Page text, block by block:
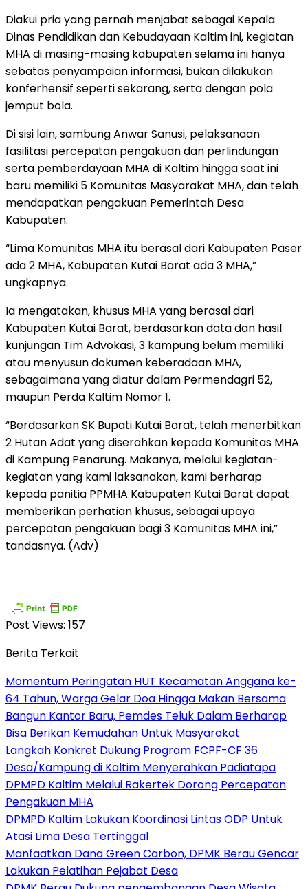
Diakui pria yang pernah menjabat sebagai Kepala
Dinas Pendidikan dan Kebudayaan Kaltim ini, kegiatan
MHA di masing-masing kabupaten selama ini hanya
sebatas penyampaian informasi, bukan dilakukan
konferhensif seperti sekarang, serta dengan pola
jemput bola.
Di sisi lain, sambung Anwar Sanusi, pelaksanaan
fasilitasi percepatan pengakuan dan perlindungan
serta pemberdayaan MHA di Kaltim hingga saat ini
baru memiliki 5 Komunitas Masyarakat MHA, dan telah
mendapatkan pengakuan Pemerintah Desa
Kabupaten.
“Lima Komunitas MHA itu berasal dari Kabupaten Paser
ada 2 MHA, Kabupaten Kutai Barat ada 3 MHA,”
ungkapnya.
Ia mengatakan, khusus MHA yang berasal dari
Kabupaten Kutai Barat, berdasarkan data dan hasil
kunjungan Tim Advokasi, 3 kampung belum memiliki
atau menyusun dokumen keberadaan MHA,
sebagaimana yang diatur dalam Permendagri 52,
maupun Perda Kaltim Nomor 1.
“Berdasarkan SK Bupati Kutai Barat, telah menerbitkan
2 Hutan Adat yang diserahkan kepada Komunitas MHA
di Kampung Penarung. Makanya, melalui kegiatan-
kegiatan yang kami laksanakan, kami berharap
kepada panitia PPMHA Kabupaten Kutai Barat dapat
memberikan perhatian khusus, sebagai upaya
percepatan pengakuan bagi 3 Komunitas MHA ini,”
tandasnya. (Adv)
Post Views: 157
Berita Terkait
Momentum Peringatan HUT Kecamatan Anggana ke-
64 Tahun, Warga Gelar Doa Hingga Makan Bersama
Bangun Kantor Baru, Pemdes Teluk Dalam Berharap
Bisa Berikan Kemudahan Untuk Masyarakat
Langkah Konkret Dukung Program FCPF-CF 36
Desa/Kampung di Kaltim Menyerahkan Padiatapa
DPMPD Kaltim Melalui Rakertek Dorong Percepatan
Pengakuan MHA
DPMPD Kaltim Lakukan Koordinasi Lintas ODP Untuk
Atasi Lima Desa Tertinggal
Manfaatkan Dana Green Carbon, DPMK Berau Gencar
Lakukan Pelatihan Pejabat Desa